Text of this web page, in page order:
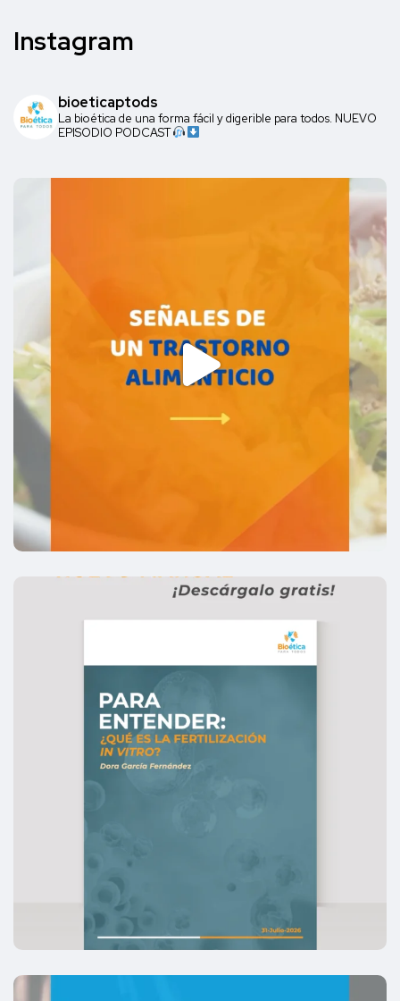
Instagram
bioeticaptods
La bioética de una forma fácil y digerible para todos. NUEVO
EPISODIO PODCAST